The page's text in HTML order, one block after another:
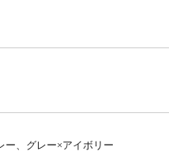
ー、グレー×アイボリー